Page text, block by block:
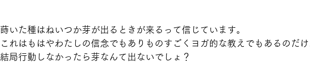
蒔いた種はねいつか芽が出るときが来るって信じています。
これはもはやわたしの信念でもありものすごくヨガ的な教えでもあるのだ
結局行動しなかったら芽なんて出ないでしょ？